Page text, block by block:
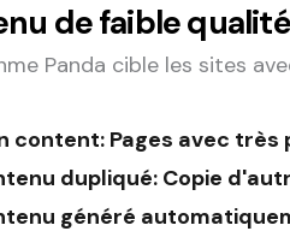
de faible qualité
Panda cible les sites
content: Pages avec
dupliqué: Copie
généré